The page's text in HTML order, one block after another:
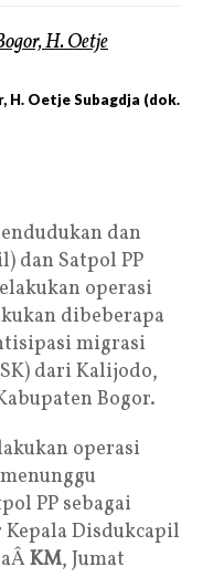
H. Oetje Subagdja (dok.
dan
dan Satpol PP
operasi
dibeberapa
migrasi
dari Kalijodo,
Bogor.
operasi
PP sebagai
Disdukcapil
KM, Jumat